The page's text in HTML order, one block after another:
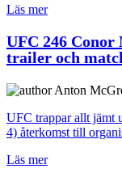
Läs mer
UFC 246
trailer och
Anton
UFC trappar allt jämt
4) återkomst till
Läs mer